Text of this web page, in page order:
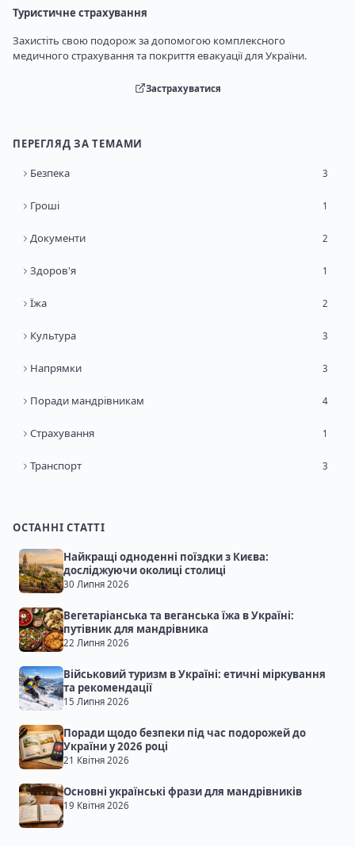
Туристичне страхування
Захистіть свою подорож за допомогою комплексного
медичного страхування та покриття евакуації для України.
Застрахуватися
ПЕРЕГЛЯД ЗА ТЕМАМИ
Безпека 3
Гроші 1
Документи 2
Здоров'я 1
Їжа 2
Культура 3
Напрямки 3
Поради мандрівникам 4
Страхування 1
Транспорт 3
ОСТАННІ СТАТТІ
Найкращі одноденні поїздки з Києва:
досліджуючи околиці столиці
30 Липня 2026
Вегетаріанська та веганська їжа в Україні:
путівник для мандрівника
22 Липня 2026
Військовий туризм в Україні: етичні міркування
та рекомендації
15 Липня 2026
Поради щодо безпеки під час подорожей до
України у 2026 році
21 Квітня 2026
Основні українські фрази для мандрівників
19 Квітня 2026